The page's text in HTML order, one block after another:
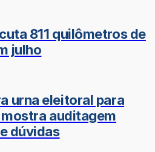
811 quilômetros de
julho
urna eleitoral para
auditagem
dúvidas